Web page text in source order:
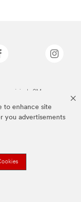
to enhance site
you advertisements
da 3M.